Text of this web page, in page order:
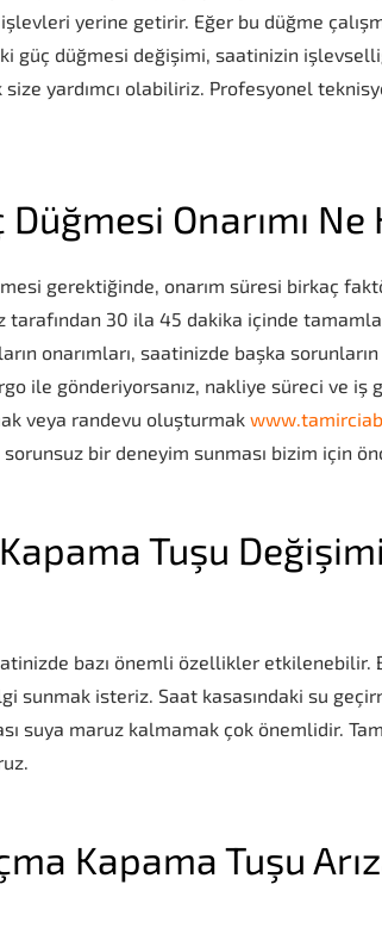
yerine getirir. Eğer bu düğme
güç düğmesi değişimi, saatinizin
yardımcı olabiliriz. Profesyonel
Onarımı
gerektiğinde, onarım süresi birkaç
30 ila 45 dakika içinde
onarımları, saatinizde başka
ile gönderiyorsanız, nakliye süreci ve
veya randevu oluşturmak
bir deneyim sunması bizim için
Tuşu
bazı önemli özellikler
sunmak isteriz. Saat kasasındaki su
suya maruz kalmamak çok önemlidir.
Kapama Tuşu